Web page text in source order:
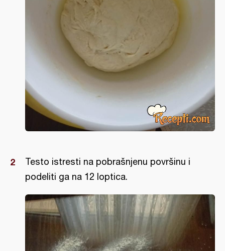
Testo istresti na pobrašnjenu površinu i
podeliti ga na 12 loptica.